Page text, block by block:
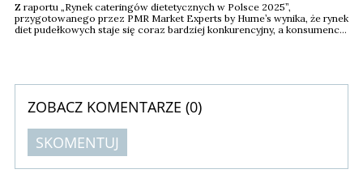
Z raportu „Rynek cateringów dietetycznych w Polsce 2025”,
przygotowanego przez PMR Market Experts by Hume’s wynika, że rynek
diet pudełkowych staje się coraz bardziej konkurencyjny, a konsumenci
ZOBACZ KOMENTARZE (0)
SKOMENTUJ